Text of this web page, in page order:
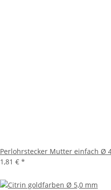
Perlohrstecker Mutter einfach Ø
1,81 € *